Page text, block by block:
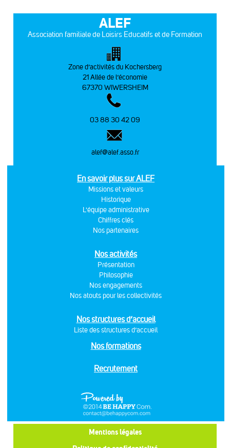
ALEF
Association familiale de Loisirs Educatifs et de Formation
Zone d’activités du Kochersberg
21 Allée de l’économie
67370 WIWERSHEIM
03 88 30 42 09
alef@alef.asso.fr
En savoir plus sur ALEF
Missions et valeurs
Historique
L'équipe administrative
Chiffres clés
Nos partenaires
Nos activités
Présentation
Philosophie
Nos engagements
Nos atouts pour les collectivités
Nos structures d’accueil
Liste des structures d’accueil
Nos formations
Recrutement
Mentions légales